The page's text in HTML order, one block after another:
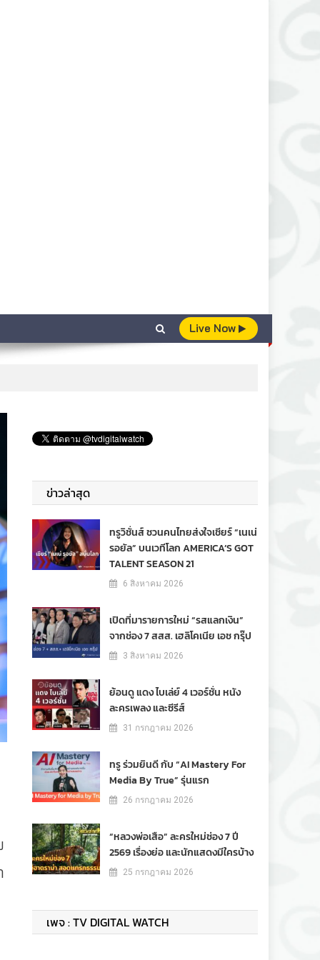
Live Now
ข่าวล่าสุด
ทรูวิชั่นส์ ชวนคนไทยส่งใจเชียร์ “เนเน่
รอยัล” บนเวทีโลก AMERICA’S GOT
TALENT SEASON 21
6 สิงหาคม 2026
เปิดที่มารายการใหม่ “รสแลกเงิน”
จากช่อง 7 สสส. เฮลิโคเนีย เอช กรุ๊ป
3 สิงหาคม 2026
ย้อนดู แดง ไบเล่ย์ 4 เวอร์ชั่น หนัง
ละครเพลง และซีรีส์
31 กรกฎาคม 2026
ทรู ร่วมยินดี กับ “AI Mastery For
Media By True” รุ่นแรก
26 กรกฎาคม 2026
“หลวงพ่อเสือ” ละครใหม่ช่อง 7 ปี
2569 เรื่องย่อ และนักแสดงมีใครบ้าง
25 กรกฎาคม 2026
เพจ : TV DIGITAL WATCH